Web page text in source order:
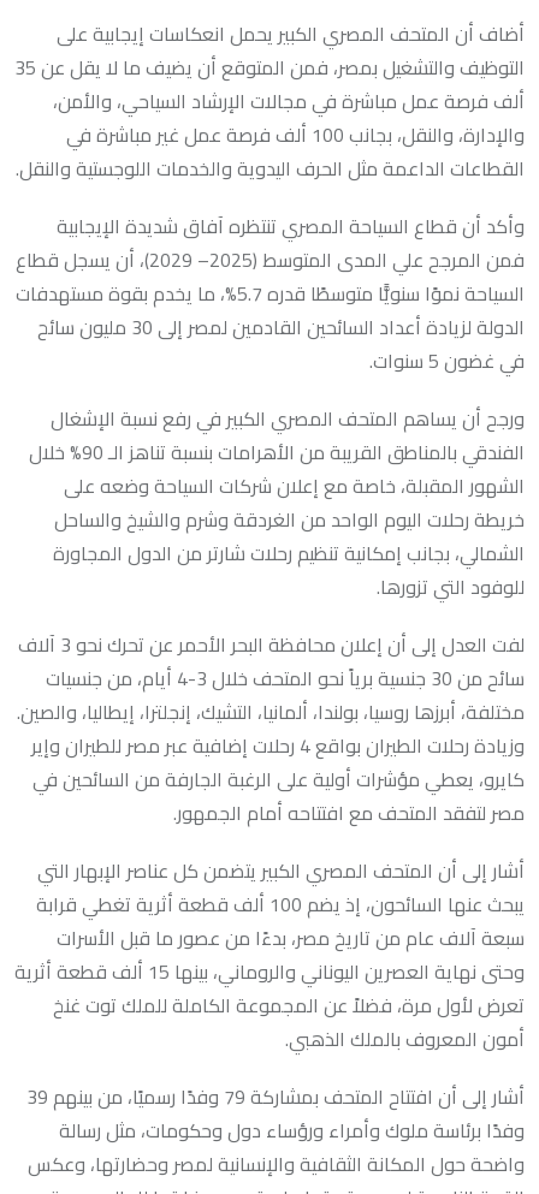
أضاف أن المتحف المصري الكبير يحمل انعكاسات إيجابية على
التوظيف والتشغيل بمصر، فمن المتوقع أن يضيف ما لا يقل عن 35
ألف فرصة عمل مباشرة في مجالات الإرشاد السياحي، والأمن،
والإدارة، والنقل، بجانب 100 ألف فرصة عمل غير مباشرة في
القطاعات الداعمة مثل الحرف اليدوية والخدمات اللوجستية والنقل.
وأكد أن قطاع السياحة المصري تنتظره آفاق شديدة الإيجابية
فمن المرجح علي المدى المتوسط (2025– 2029)، أن يسجل قطاع
السياحة نموًا سنويًّا متوسطًا قدره 5.7%، ما يخدم بقوة مستهدفات
الدولة لزيادة أعداد السائحين القادمين لمصر إلى 30 مليون سائح
في غضون 5 سنوات.
ورجح أن يساهم المتحف المصري الكبير في رفع نسبة الإشغال
الفندقي بالمناطق القريبة من الأهرامات بنسبة تناهز الـ 90% خلال
الشهور المقبلة، خاصة مع إعلان شركات السياحة وضعه على
خريطة رحلات اليوم الواحد من الغردقة وشرم والشيخ والساحل
الشمالي، بجانب إمكانية تنظيم رحلات شارتر من الدول المجاورة
للوفود التي تزورها.
لفت العدل إلى أن إعلان محافظة البحر الأحمر عن تحرك نحو 3 آلاف
سائح من 30 جنسية برياً نحو المتحف خلال 3-4 أيام، من جنسيات
مختلفة، أبرزها روسيا، بولندا، ألمانيا، التشيك، إنجلترا، إيطاليا، والصين.
وزيادة رحلات الطيران بواقع 4 رحلات إضافية عبر مصر للطيران وإير
كايرو، يعطي مؤشرات أولية على الرغبة الجارفة من السائحين في
مصر لتفقد المتحف مع افتتاحه أمام الجمهور.
أشار إلى أن المتحف المصري الكبير يتضمن كل عناصر الإبهار التي
يبحث عنها السائحون، إذ يضم 100 ألف قطعة أثرية تغطي قرابة
سبعة آلاف عام من تاريخ مصر، بدءًا من عصور ما قبل الأسرات
وحتى نهاية العصرين اليوناني والروماني، بينها 15 ألف قطعة أثرية
تعرض لأول مرة، فضلاً عن المجموعة الكاملة للملك توت غنخ
أمون المعروف بالملك الذهبي.
أشار إلى أن افتتاح المتحف بمشاركة 79 وفدًا رسميًا، من بينهم 39
وفدًا برئاسة ملوك وأمراء ورؤساء دول وحكومات، مثل رسالة
واضحة حول المكانة الثقافية والإنسانية لمصر وحضارتها، وعكس